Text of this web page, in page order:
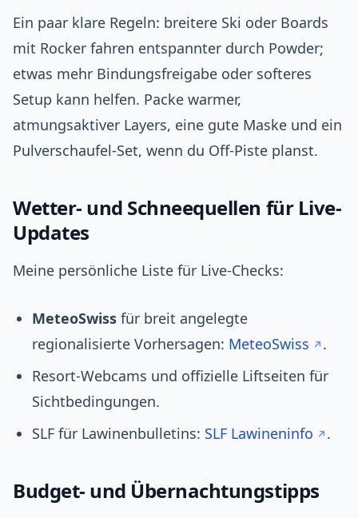
Ein paar klare Regeln: breitere Ski oder Boards
mit Rocker fahren entspannter durch Powder;
etwas mehr Bindungsfreigabe oder softeres
Setup kann helfen. Packe warmer,
atmungsaktiver Layers, eine gute Maske und ein
Pulverschaufel-Set, wenn du Off-Piste planst.
Wetter- und Schneequellen für Live-
Updates
Meine persönliche Liste für Live-Checks:
MeteoSwiss für breit angelegte
regionalisierte Vorhersagen: MeteoSwiss
.
Resort-Webcams und offizielle Liftseiten für
Sichtbedingungen.
SLF für Lawinenbulletins: SLF Lawineninfo .
Budget- und Übernachtungstipps